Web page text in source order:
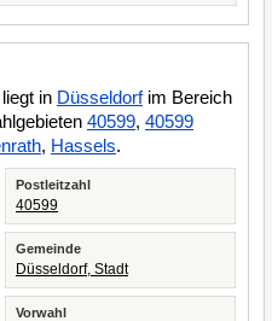
in Düsseldorfim Bereich
40599, 40599
, Hassels.
Postleitzahl
40599
Gemeinde
Düsseldorf, Stadt
Vorwahl